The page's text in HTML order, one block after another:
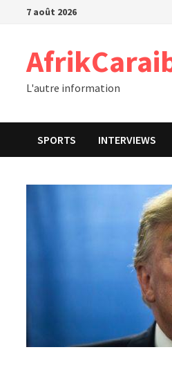
Passer7 août 2026
L'autre information
SPORTS INTERVIEWS